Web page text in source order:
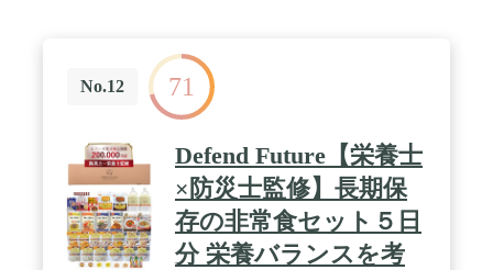
年、5年、7年の非常食や防災セットと比べ10年間で
のコストパフォーマンスに優れており、また省スペ
ースで備蓄保管いただけます。 / 取っ手付きの箱に
入っており、災害時の持ち運びにとても便利です。
お湯を加えて7～10分、水の場合は15～20分で食べ
ることができます。災害時や緊急事態でお湯が使え
ない時でもお召し上がりいただけます。 / 10年の長
期保存が可能で、手軽に調理でき栄養価も豊富なの
で、非常時の備えにご利用いただけます。味も7種
類ご用意しているので、災害時にも飽きることなく
お召し上がりいただけます。 / 長期保存が可能なの
No.12 71
Defend Future【栄養士
×防災士監修】長期保
存の非常食セット５日
分 栄養バランスを考